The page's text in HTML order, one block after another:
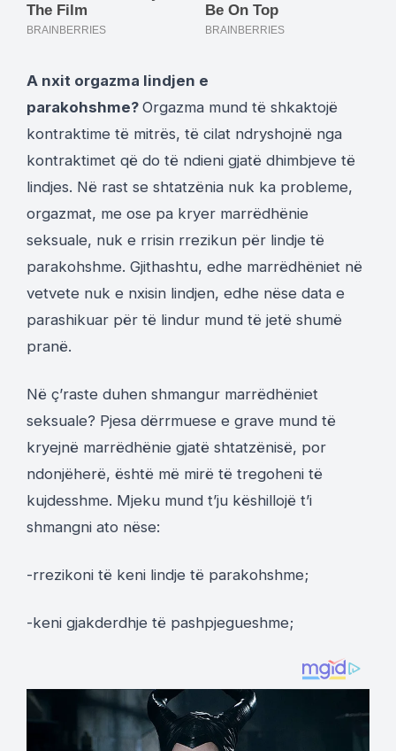
A nxit orgazma lindjen e
parakohshme? Orgazma mund të shkaktojë
kontraktime të mitrës, të cilat ndryshojnë nga
kontraktimet që do të ndieni gjatë dhimbjeve të
lindjes. Në rast se shtatzënia nuk ka probleme,
orgazmat, me ose pa kryer marrëdhënie
seksuale, nuk e rrisin rrezikun për lindje të
parakohshme. Gjithashtu, edhe marrëdhëniet në
vetvete nuk e nxisin lindjen, edhe nëse data e
parashikuar për të lindur mund të jetë shumë
pranë.
Në ç’raste duhen shmangur marrëdhëniet
seksuale? Pjesa dërrmuese e grave mund të
kryejnë marrëdhënie gjatë shtatzënisë, por
ndonjëherë, është më mirë të tregoheni të
kujdesshme. Mjeku mund t’ju këshillojë t’i
shmangni ato nëse:
-rrezikoni të keni lindje të parakohshme;
-keni gjakderdhje të pashpjegueshme;